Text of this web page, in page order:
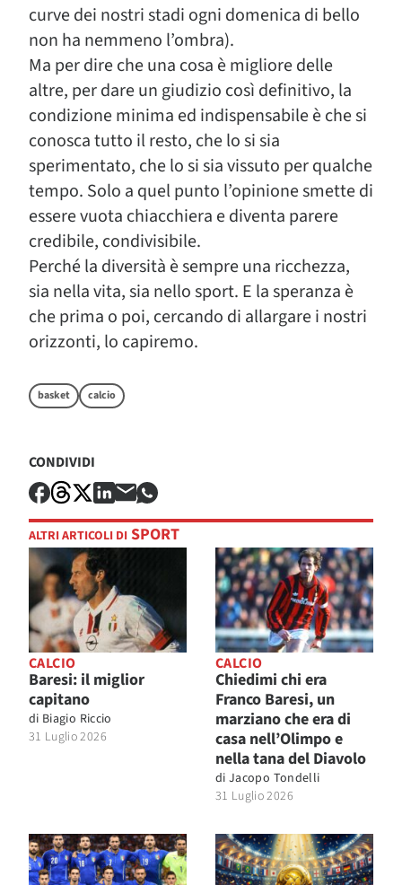
curve dei nostri stadi ogni domenica di bello
non ha nemmeno l’ombra).
Ma per dire che una cosa è migliore delle
altre, per dare un giudizio così definitivo, la
condizione minima ed indispensabile è che si
conosca tutto il resto, che lo si sia
sperimentato, che lo si sia vissuto per qualche
tempo. Solo a quel punto l’opinione smette di
essere vuota chiacchiera e diventa parere
credibile, condivisibile.
Perché la diversità è sempre una ricchezza,
sia nella vita, sia nello sport. E la speranza è
che prima o poi, cercando di allargare i nostri
orizzonti, lo capiremo.
basket calcio
CONDIVIDI
ALTRI ARTICOLI DI SPORT
CALCIO
Baresi: il miglior
capitano
di Biagio Riccio
31 Luglio 2026
CALCIO
Chiedimi chi era
Franco Baresi, un
marziano che era di
casa nell’Olimpo e
nella tana del Diavolo
di Jacopo Tondelli
31 Luglio 2026